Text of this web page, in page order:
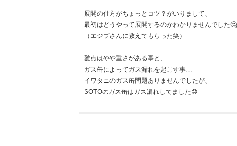
展開の仕方がちょっとコツ？がいりまして、
最初はどうやって展開するのかわかりませんでした🤔
（エジプさんに教えてもらった笑）
難点はやや重さがある事と、
ガス缶によってガス漏れを起こす事…
イワタニのガス缶問題ありませんでしたが、
SOTOのガス缶はガス漏れしてました😓